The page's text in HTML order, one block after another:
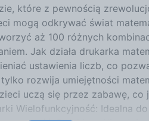
które z pewnością
mogą odkrywać świat
aż 100 różnych
Jak działa drukarka
ustawienia liczb, co
rozwija umiejętności
uczą się przez zabawę,
Wielofunkcyjność: Idealna